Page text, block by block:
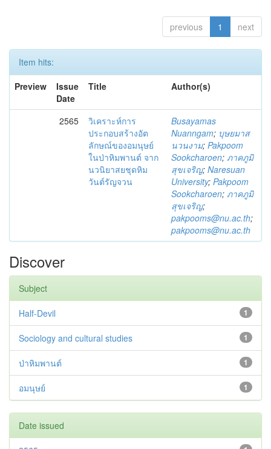
previous 1 next
Item hits:
Preview
Issue
Date
Title Author(s)
2565
วิเคราะห์การ
ประกอบสร้างอัต
ลักษณ์ของอมนุษย์
ในป่าหิมพานต์ จาก
นวนิยาสยชุดหิม
วันต์รัญจวน
Busayamas
Nuanngam; บุษยมาส
นวนงาม; Pakpoom
Sookcharoen; ภาคภูมิ
สุขเจริญ; Naresuan
University; Pakpoom
Sookcharoen; ภาคภูมิ
สุขเจริญ;
pakpooms@nu.ac.th;
pakpooms@nu.ac.th
Discover
Subject
1
Half-Devil
1
Sociology and cultural studies
1
ป่าหิมพานต์
1
อมนุษย์
Date issued